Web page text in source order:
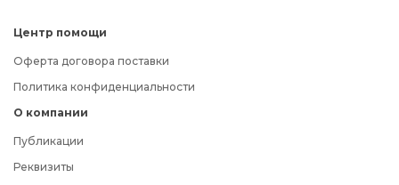
Центр помощи
Оферта договора поставки
Политика конфиденциальности
О компании
Публикации
Реквизиты